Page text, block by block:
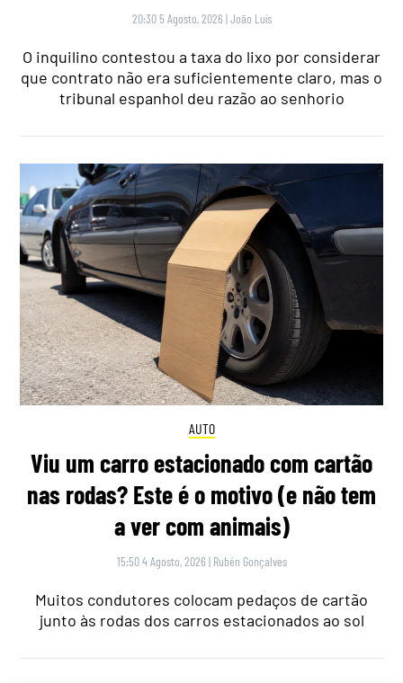
20:30 5 Agosto, 2026 |João Luís
O inquilino contestou a taxa do lixo por considerar
que contrato não era suficientemente claro, mas o
tribunal espanhol deu razão ao senhorio
AUTO
Viu um carro estacionado com cartão
nas rodas? Este é o motivo (e não tem
a ver com animais)
15:50 4 Agosto, 2026 | Rubén Gonçalves
Muitos condutores colocam pedaços de cartão
junto às rodas dos carros estacionados ao sol